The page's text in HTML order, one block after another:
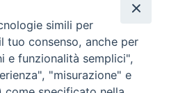
simili per
tuo consenso, anche per
e funzionalità semplici",
"misurazione" e